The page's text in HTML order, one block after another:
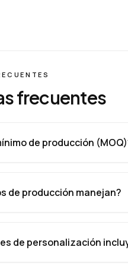
frecuentes
de producción
de producción manejan?
de personalización